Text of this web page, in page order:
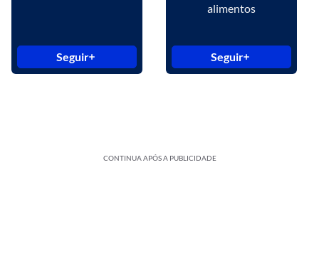
Seguir
alimentos
Seguir
CONTINUA APÓS A PUBLICIDADE